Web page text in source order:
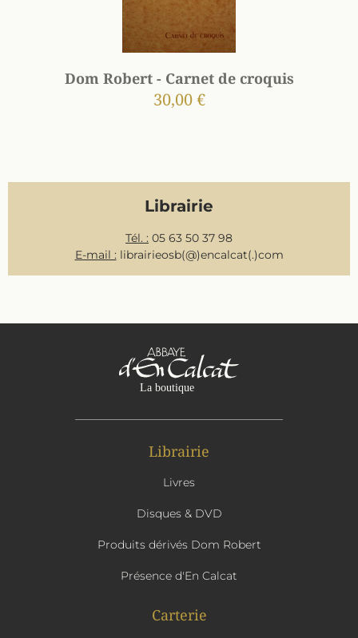
Dom Robert - Carnet de croquis
30,00 €
Librairie
Tél. : 05 63 50 37 98
E-mail : librairieosb(@)encalcat(.)com
Librairie
Livres
Disques & DVD
Produits dérivés Dom Robert
Présence d'En Calcat
Carterie